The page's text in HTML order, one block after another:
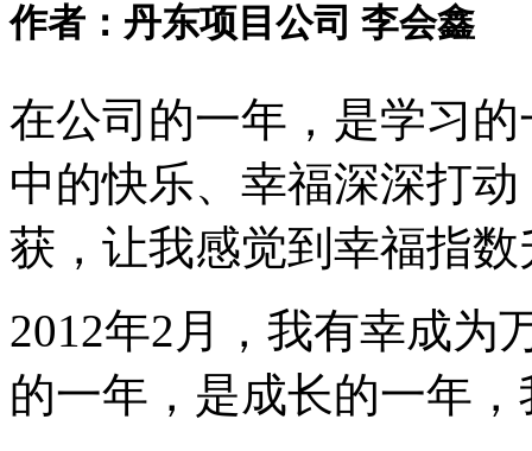
作者：丹东项目公司 李会鑫
在公司的一年，是学习
中的快乐、幸福深深打
获，让我感觉到幸福指数
2012年2月，我有幸成为
的一年，是成长的一年